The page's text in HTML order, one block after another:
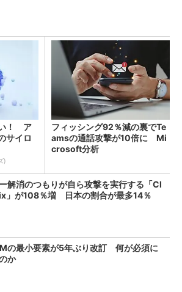
い！ ア
サイロ
)
フィッシング92％減の裏でTe
amsの通話攻撃が10倍に Mi
crosoft分析
解消のつもりが自ら攻撃を実行する「Cl
」が108％増 日本の割合が最多14％
の最小要素が5年ぶり改訂 何が必須に
か